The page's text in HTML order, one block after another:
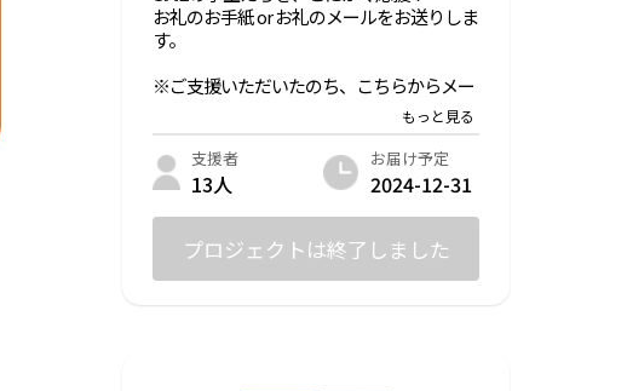
お礼のお手紙 or お礼のメールをお送りしま
す。
※ご支援いただいたのち、こちらからメー
支援者
13人
お届け予定
2024-12-31
プロジェクトは終了しました